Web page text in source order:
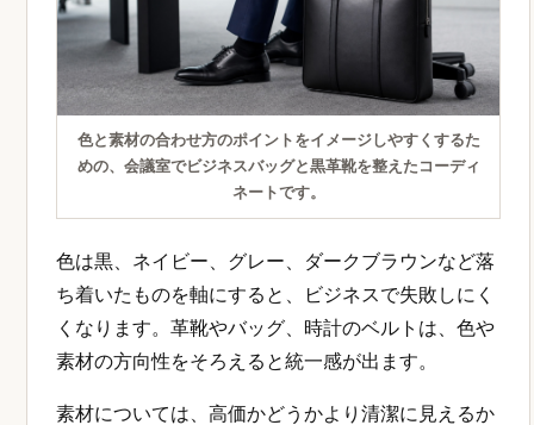
色と素材の合わせ方のポイントをイメージしやすくするた
めの、会議室でビジネスバッグと黒革靴を整えたコーディ
ネートです。
色は黒、ネイビー、グレー、ダークブラウンなど落
ち着いたものを軸にすると、ビジネスで失敗しにく
くなります。革靴やバッグ、時計のベルトは、色や
素材の方向性をそろえると統一感が出ます。
素材については、高価かどうかより清潔に見えるか